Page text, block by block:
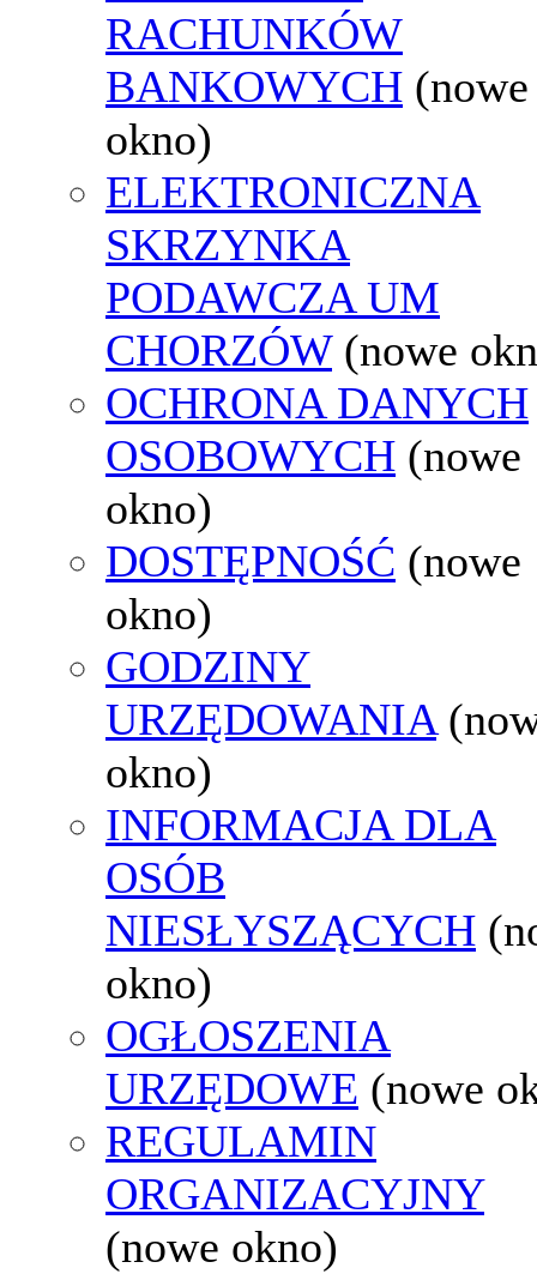
RACHUNKÓW
BANKOWYCH (nowe
okno)
ELEKTRONICZNA
SKRZYNKA
PODAWCZA UM
CHORZÓW (nowe
OCHRONA DANYCH
OSOBOWYCH (nowe
okno)
DOSTĘPNOŚĆ (nowe
okno)
GODZINY
URZĘDOWANIA
okno)
INFORMACJA DLA
OSÓB
NIESŁYSZĄCYCH
okno)
OGŁOSZENIA
URZĘDOWE (nowe
REGULAMIN
ORGANIZACYJNY
(nowe okno)